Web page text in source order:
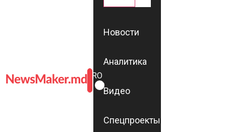
ROMÂNĂ
RU
Новости
Аналитика
Видео
Спецпроекты